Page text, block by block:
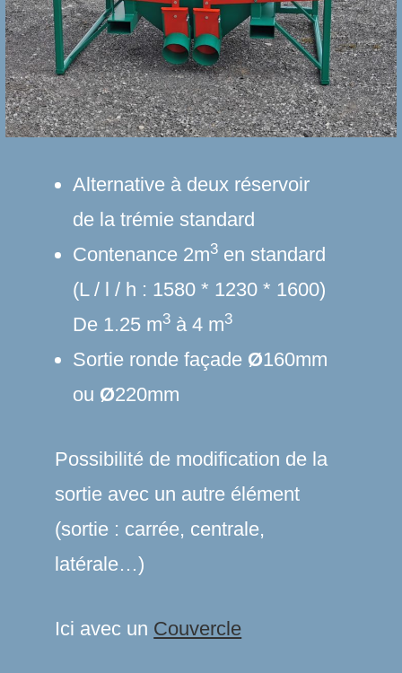
Alternative à deux réservoir
de la trémie standard
Contenance 2m3 en standard
(L / l / h : 1580 * 1230 * 1600)
De 1.25 m3 à 4 m3
Sortie ronde façade Ø160mm
ou Ø220mm
Possibilité de modification de la
sortie avec un autre élément
(sortie : carrée, centrale,
latérale…)
Ici avec un Couvercle